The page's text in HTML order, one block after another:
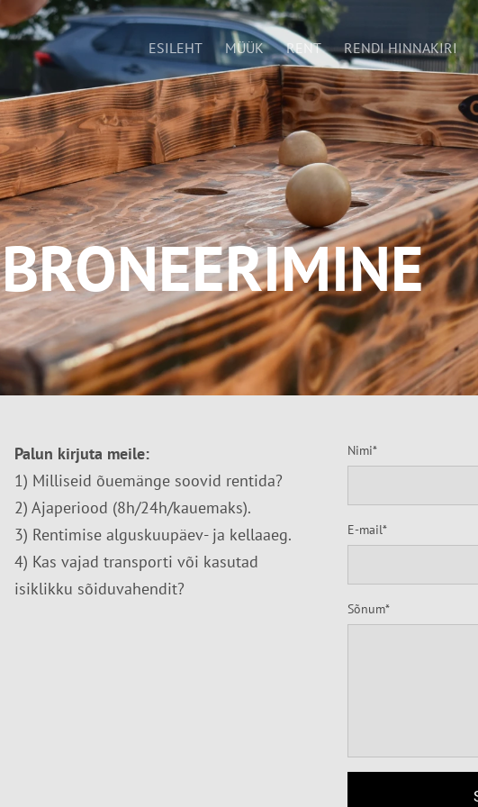
ESILEHT MÜÜK RENT RENDI HINNAKIRI
BRONEERIMINE
Palun kirjuta meile:
1) Milliseid õuemänge soovid rentida?
2) Ajaperiood (8h/24h/kauemaks).
3) Rentimise alguskuupäev- ja kellaaeg.
4) Kas vajad transporti või kasutad
isiklikku sõiduvahendit?
Nimi
E-mail
Sõnum